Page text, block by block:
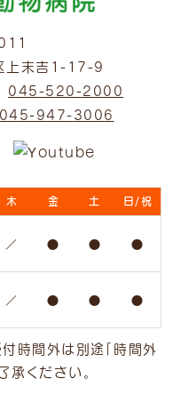
上末吉1-17-9
045-520-2000
045-947-3006
木 金 土 日/祝
／ ● ● ●
／ ● ● ●
時間外は別途「時間外
承ください。